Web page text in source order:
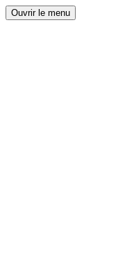
Ouvrir le menu